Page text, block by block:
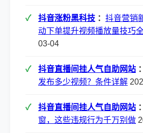
抖音涨粉黑科技 ： 抖音营销
动下单提升视频播放量技巧全
03-04
抖音直播间挂人气自助网站 ：
发布多少视频？条件详解
抖音直播间挂人气自助网站 ：
窗，这些违规行为千万别做